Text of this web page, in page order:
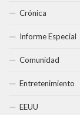
Crónica
Informe Especial
Comunidad
Entretenimiento
EEUU